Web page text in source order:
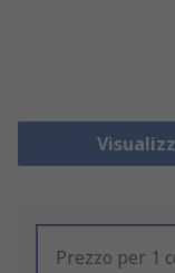
Prezzo per 1